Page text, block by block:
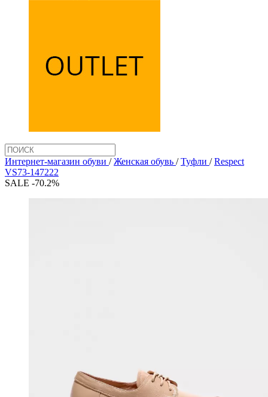
Интернет-магазин обуви /Женская обувь /Туфли /Respect
VS73-147222
SALE -70.2%